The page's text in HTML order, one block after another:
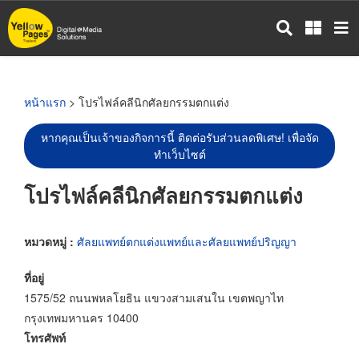
ข้าม
ไป
หน้าแรก > โปรไฟล์คลีนิกศัลยกรรมตกแต่ง
หากคุณเป็นเจ้าของกิจการนี้ ติดต่อรับส่วนลดพิเศษ! เพื่อจัด
ทำเว็บไซต์
โปรไฟล์คลีนิกศัลยกรรมตกแต่ง
หมวดหมู่ : ศัลยแพทย์ตกแต่งแพทย์และศัลยแพทย์ปริญญา
ที่อยู่
1575/52 ถนนพหลโยธิน แขวงสามเสนใน เขตพญาไท
กรุงเทพมหานคร 10400
โทรศัพท์